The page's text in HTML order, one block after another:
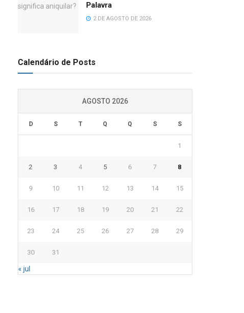
Palavra
2 DE AGOSTO DE 2026
Calendário de Posts
AGOSTO 2026
D S T Q Q S S
1
2 3 4 5 6 7 8
9 10 11 12 13 14 15
16 17 18 19 20 21 22
23 24 25 26 27 28 29
30 31
« jul